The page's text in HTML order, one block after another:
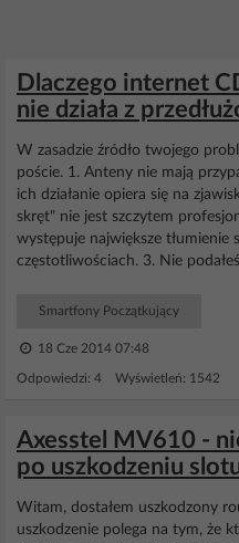
Dlaczego internet
nie działa z
W zasadzie źródło twojego
poście. 1. Anteny nie mają
ich działanie opiera się na
skręt" nie jest szczytem
występuje największe tłumienie
częstotliwościach. 3. Nie
Smartfony Początkujący
18 Cze 2014 07:48
Odpowiedzi: 4 Wyświetleń: 1542
Axesstel MV610 -
po uszkodzeniu
Witam, dostałem uszkodzony
uszkodzenie polega na tym, że